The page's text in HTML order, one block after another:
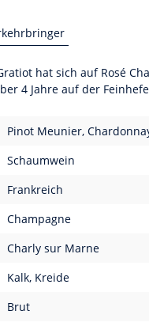
hat sich auf Rosé
4 Jahre auf der
Pinot Meunier,
Schaumwein
Frankreich
Champagne
Charly sur Marne
Kalk, Kreide
Brut